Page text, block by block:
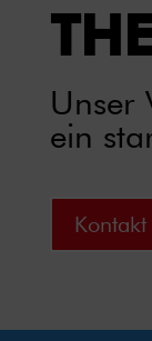
Unser
ein